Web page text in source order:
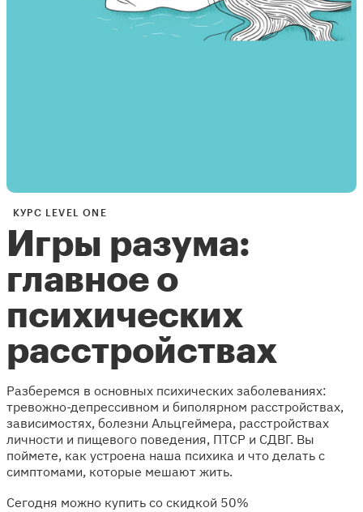
КУРС LEVEL ONE
Игры разума:
главное о
психических
расстройствах
Разберемся в основных психических заболеваниях:
тревожно-депрессивном и биполярном расстройствах,
зависимостях, болезни Альцгеймера, расстройствах
личности и пищевого поведения, ПТСР и СДВГ. Вы
поймете, как устроена наша психика и что делать с
симптомами, которые мешают жить.
Сегодня можно купить со скидкой 50%